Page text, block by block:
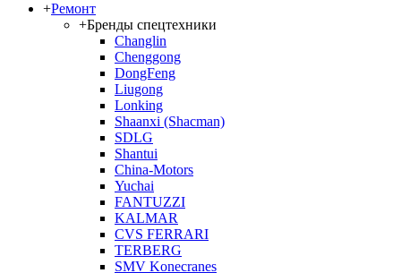
+Ремонт
+Бренды спецтехники
Changlin
Chenggong
DongFeng
Liugong
Lonking
Shaanxi (Shacman)
SDLG
Shantui
China-Motors
Yuchai
FANTUZZI
KALMAR
CVS FERRARI
TERBERG
SMV Konecranes